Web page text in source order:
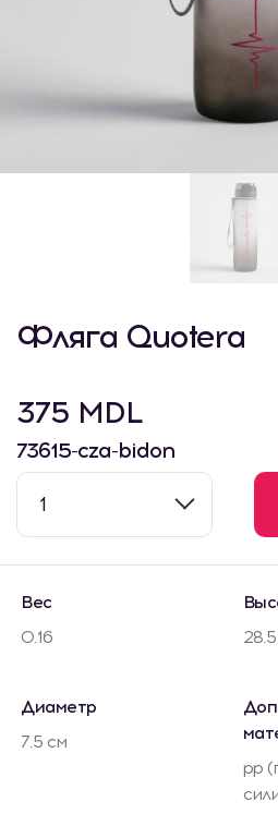
Фляга Quotera
375 MDL
73615-cza-bidon
1
Вес
0.16
28.5
Диаметр
7.5 см
pp